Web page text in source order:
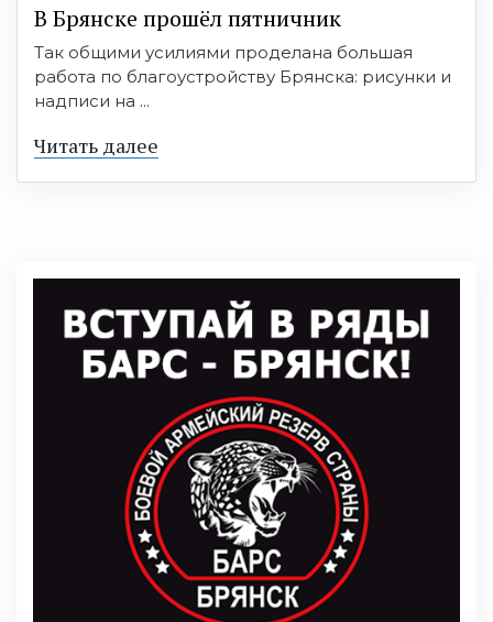
В Брянске прошёл пятничник
Так общими усилиями проделана большая
работа по благоустройству Брянска: рисунки и
надписи на ...
Читать далее